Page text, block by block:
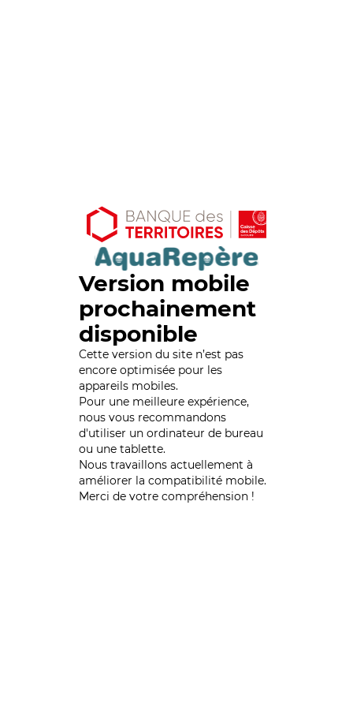
Version mobile
prochainement
disponible
Cette version du site n’est pas
encore optimisée pour les
appareils mobiles.
Pour une meilleure expérience,
nous vous recommandons
d'utiliser un ordinateur de bureau
ou une tablette.
Nous travaillons actuellement à
améliorer la compatibilité mobile.
Merci de votre compréhension !